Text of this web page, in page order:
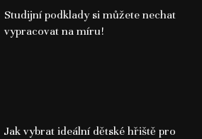
Studijní podklady si můžete nechat
vypracovat na míru!
Jak vybrat ideální dětské hřiště pro